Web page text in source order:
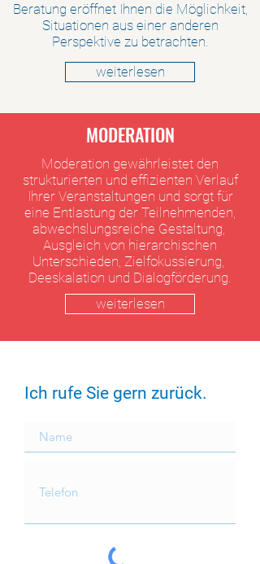
Ich rufe Sie gern zurück.
Beratung eröffnet Ihnen die Möglichkeit,
Situationen aus einer anderen
Perspektive zu betrachten.
weiterlesen
MODERATION
Moderation gewährleistet den
strukturierten und effizienten Verlauf
Ihrer Veranstaltungen und sorgt für
eine Entlastung der Teilnehmenden,
abwechslungsreiche Gestaltung,
Ausgleich von hierarchischen
Unterschieden, Zielfokussierung,
Deeskalation und Dialogförderung.
weiterlesen